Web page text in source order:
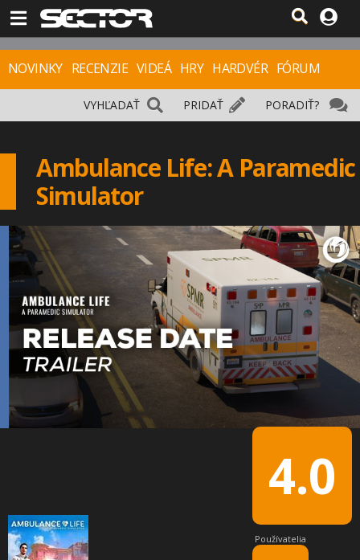
NOVINKY RECENZIE VIDEÁ HRY HARDVÉR FÓRUM
PORADIŤ?
PRIDAŤ
VYHĽADAŤ
Ambulance Life: A Paramedic
Simulator
4.0
Používatelia